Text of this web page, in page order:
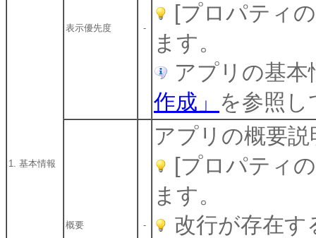
1. 基本情報
表示優先度 -
[プロパティ
ます。
アプリの基
作成」 を参照
概要 -
アプリの概要
[プロパティ
ます。
改行が存在す